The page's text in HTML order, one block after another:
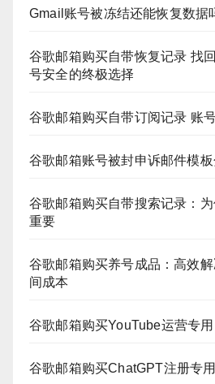
Gmail账号被冻结还能恢复数据
谷歌邮箱购买自带恢复记录 找
号安全的终极选择
谷歌邮箱购买自带订阅记录 账
谷歌邮箱账号被封申诉邮件模
谷歌邮箱购买自带搜索记录：
重要
谷歌邮箱购买养号成品：高效
间成本
谷歌邮箱购买YouTube运营专
谷歌邮箱购买ChatGPT注册专